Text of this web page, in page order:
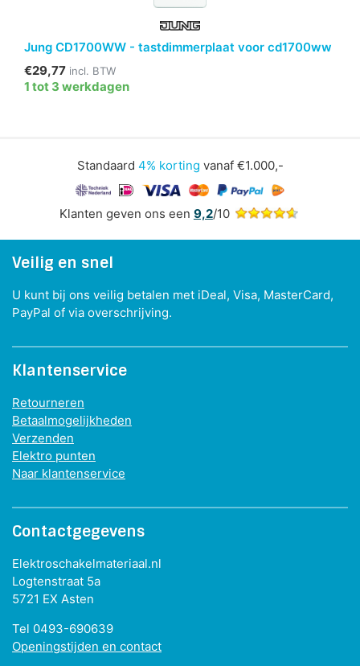
Jung CD1700WW - tastdimmerplaat voor cd1700ww
€29,77 incl. BTW
1 tot 3 werkdagen
Standaard 4% korting vanaf €1.000,-
Klanten geven ons een 9,2/10
Veilig en snel
U kunt bij ons veilig betalen met iDeal, Visa, MasterCard,
PayPal of via overschrijving.
Klantenservice
Retourneren
Betaalmogelijkheden
Verzenden
Elektro punten
Naar klantenservice
Contactgegevens
Elektroschakelmateriaal.nl
Logtenstraat 5a
5721 EX Asten
Tel 0493-690639
Openingstijden en contact